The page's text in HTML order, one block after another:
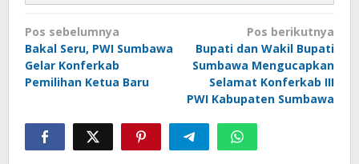
Navigasi
pos
Pos sebelumnya
Bakal Seru, PWI Sumbawa
Gelar Konferkab
Pemilihan Ketua Baru
Pos berikutnya
Bupati dan Wakil Bupati
Sumbawa Mengucapkan
Selamat Konferkab III
PWI Kabupaten Sumbawa